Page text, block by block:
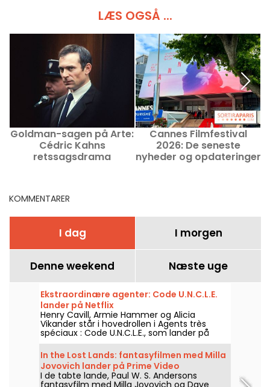
LÆS OGSÅ ...
Goldman-sagen på Arte:
Cédric Kahns
retssagsdrama
Cannes Filmfestival
2026: De seneste
nyheder og opdateringer
KOMMENTARER
I dag I morgen
Denne weekend Næste uge
Ekstraordinære agenter: Code U.N.C.L.E.
lander på Netflix
Henry Cavill, Armie Hammer og Alicia
Vikander står i hovedrollen i Agents très
spéciaux : Code U.N.C.L.E., som lander på
Netflix den 6. august 2026.
In the Lost Lands: fantasyfilmen med Milla
Jovovich lander på Prime Video
I de tabte lande, Paul W. S. Andersons
fantasyfilm med Milla Jovovich og Dave